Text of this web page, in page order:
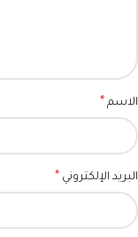
الاسم *
البريد الإلكتروني *